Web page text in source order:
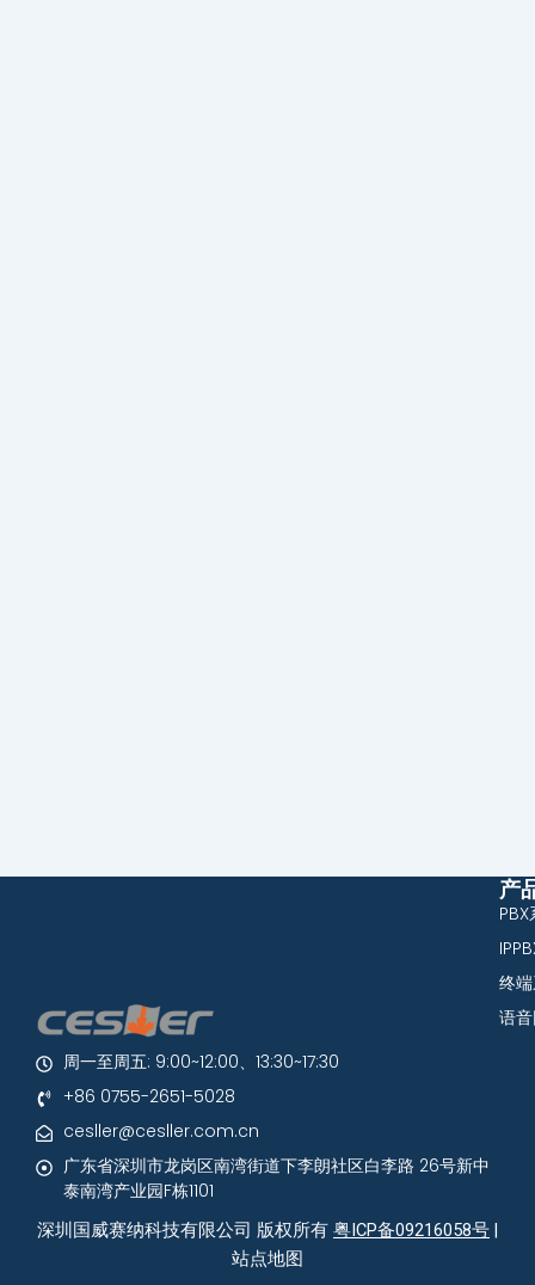
周一至周五: 9:00~12:00、13:30~17:30
+86 0755-2651-5028
cesller@cesller.com.cn
广东省深圳市龙岗区南湾街道下李朗社区白李路 26号新中
泰南湾产业园F栋1101
产
终
语
深圳国威赛纳科技有限公司 版权所有 粤ICP备09216058号 |
站点地图